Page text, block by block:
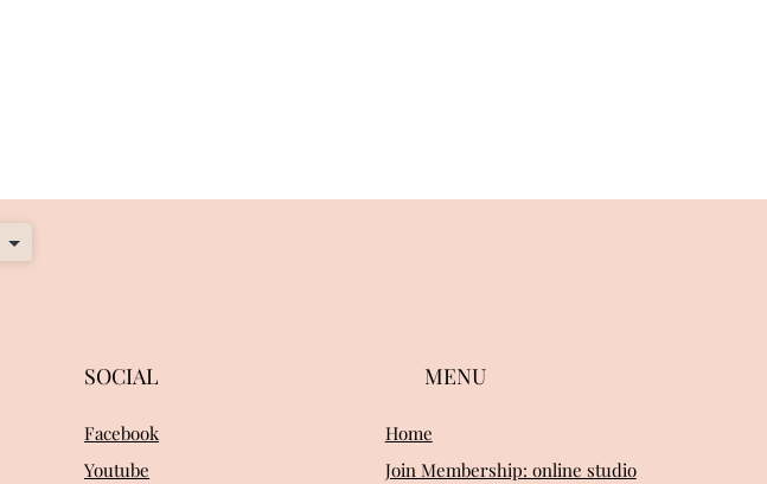
SOCIAL
Facebook
Youtube
MENU
Home
Join Membership: online studio